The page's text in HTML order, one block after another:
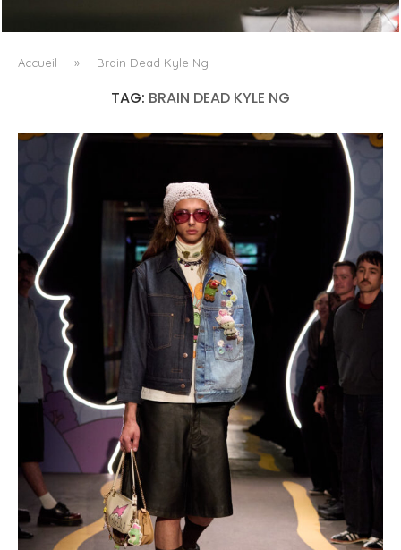
QUAND LE TEXTILE DEVIENT LUMIÈRE
Accueil » Brain Dead Kyle Ng
TAG: BRAIN DEAD KYLE NG